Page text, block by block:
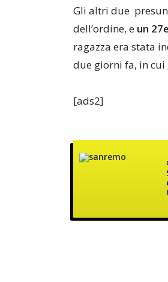
Gli altri due
dell’ordine, e un
ragazza era stata
due giorni fa, in cui
[ads2]